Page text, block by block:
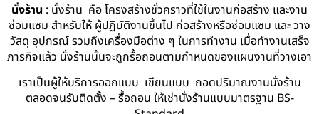
นั่งร้าน : นั่งร้าน คือ โครงสร้างชั่วคราวที่ใช้ในงานก่อสร้าง และงาน
ซ่อมแซม สำหรับให้ ผู้ปฏิบัติงานขึ้นไป ก่อสร้างหรือซ่อมแซม และ วาง
วัสดุ อุปกรณ์ รวมถึงเครื่องมือต่าง ๆ ในการทำงาน เมื่อทำงานเสร็จ
ภารกิจแล้ว นั่งร้านนั้นจะถูกรื้อถอนตามกำหนดของแผนงานที่วางเอา
เราเป็นผู้ให้บริการออกแบบ เขียนแบบ ถอดปริมาณงานนั่งร้าน
ตลอดจนรับติดตั้ง – รื้อถอน ให้เช่านั่งร้านแบบมาตรฐาน BS-